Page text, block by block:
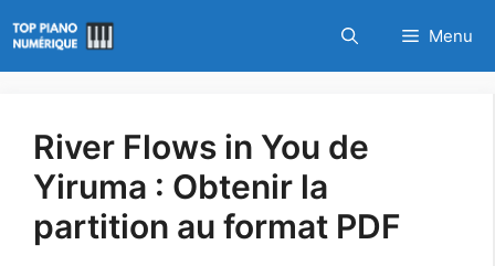
au
contenu
Menu
River Flows in You de
Yiruma : Obtenir la
partition au format PDF